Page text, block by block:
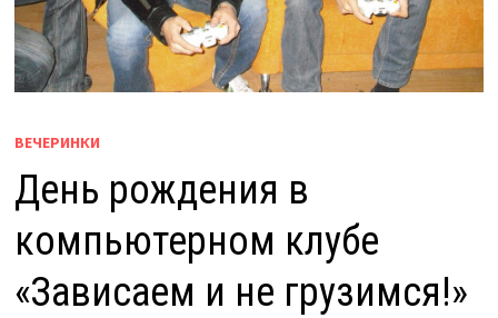
ВЕЧЕРИНКИ
День рождения в
компьютерном клубе
«Зависаем и не грузимся!»